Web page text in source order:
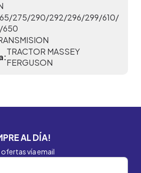
275/290/292/296/299/610/
650
TRACTOR MASSEY
FERGUSON
AL DÍA!
vía email